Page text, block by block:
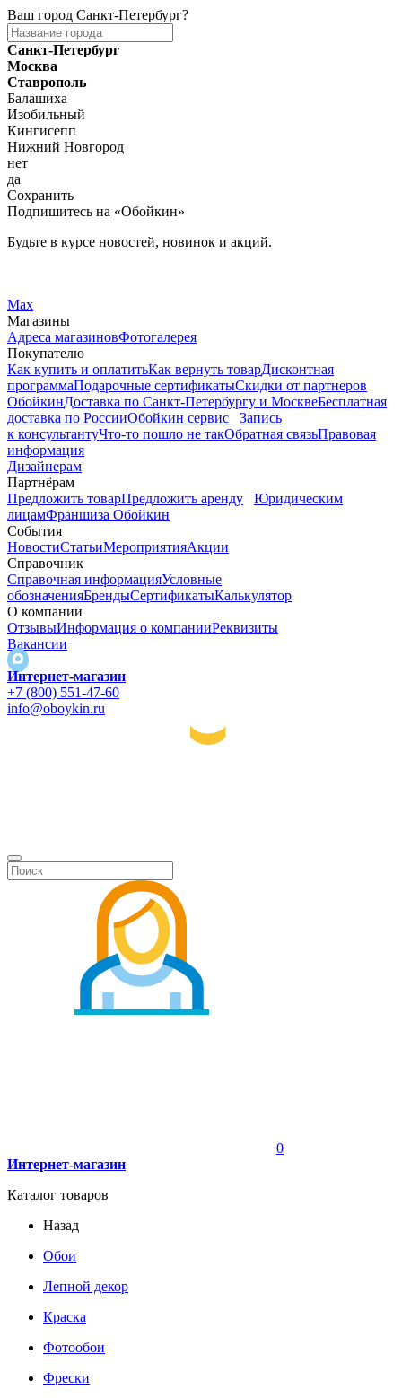
Ваш город Санкт-Петербург?
Санкт-Петербург
Москва
Ставрополь
Балашиха
Изобильный
Кингисепп
Нижний Новгород
нет
да
Сохранить
Подпишитесь на «Обойкин»
Будьте в курсе новостей, новинок и акций.
Max
Магазины
Адреса магазиновФотогалерея
Покупателю
Как купить и оплатитьКак вернуть товарДисконтная
программаПодарочные сертификатыСкидки от партнеров
ОбойкинДоставка по Санкт-Петербургу и МосквеБесплатная
доставка по РоссииОбойкин сервис
Запись
к консультантуЧто-то пошло не такОбратная связьПравовая
информация
Дизайнерам
Партнёрам
Предложить товарПредложить аренду
Юридическим
лицамФраншиза Обойкин
События
НовостиСтатьиМероприятияАкции
Справочник
Справочная информацияУсловные
обозначенияБрендыСертификатыКалькулятор
О компании
ОтзывыИнформация о компанииРеквизиты
Вакансии
Интернет-магазин
+7 (800) 551-47-60
info@oboykin.ru
0
Интернет-магазин
Каталог товаров
Назад
Обои
Лепной декор
Краска
Фотообои
Фрески